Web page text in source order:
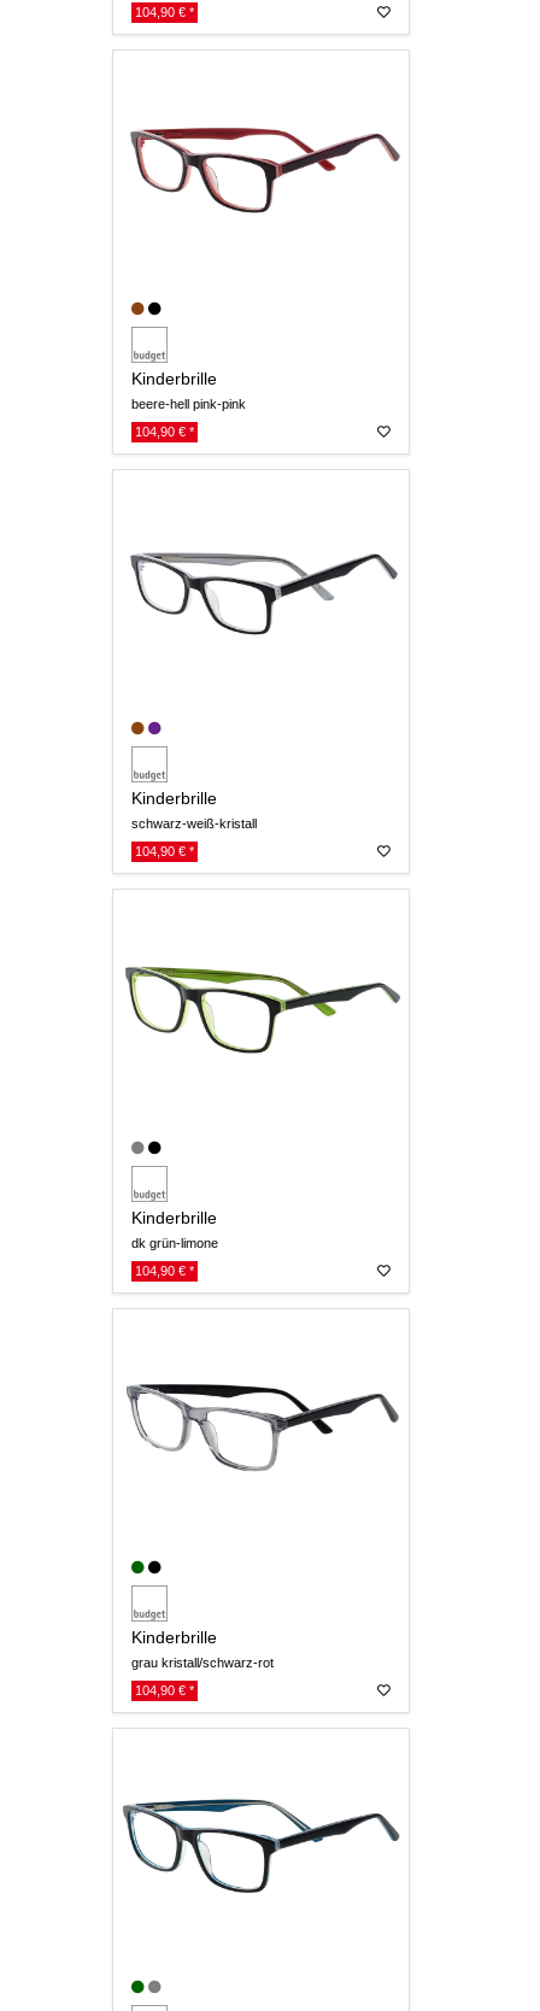
104,90 € *
Kinderbrille
beere-hell pink-pink
104,90 € *
Kinderbrille
schwarz-weiß-kristall
104,90 € *
Kinderbrille
dk grün-limone
104,90 € *
Kinderbrille
grau kristall/schwarz-rot
104,90 € *